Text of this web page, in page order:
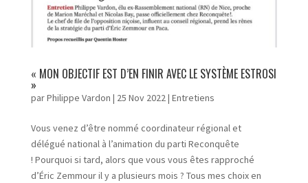
« MON OBJECTIF EST D’EN FINIR AVEC LE SYSTÈME ESTROSI
»
parPhilippe Vardon | 25 Nov 2022| Entretiens
Vous venez d’être nommé coordinateur régional et
délégué national à l’animation du parti Reconquête
! Pourquoi si tard, alors que vous vous êtes rapproché
d’Éric Zemmour il y a plusieurs mois ? Tous mes choix en